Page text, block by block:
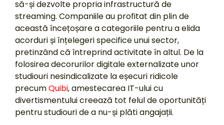
să-și dezvolte propria infrastructură de
streaming. Companiile au profitat din plin de
această încețoșare a categoriile pentru a elida
acorduri și înțelegeri specifice unui sector,
pretinzând că întreprind activitate în altul. De la
folosirea decorurilor digitale externalizate unor
studiouri nesindicalizate la eșecuri ridicole
precumQuibi, amestecarea IT-ului cu
divertismentului creează tot felul de oportunități
pentru studiouri de a nu-și plăti angajații.